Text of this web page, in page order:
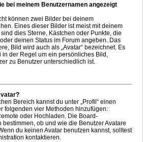
bei meinem Benutzernamen angezeigt
können zwei Bilder bei deinem
Eines dieser Bilder ist meist mit deinem
dies Sterne, Kästchen oder Punkte, die
deinen Status im Forum angeben. Das
Bild wird auch als „Avatar“ bezeichnet. Es
in der Regel um ein persönliches Bild,
zu Benutzer unterschiedlich ist.
Bereich kannst du unter „Profil“ einen
folgenden vier Methoden hinzufügen:
oder Hochladen. Die Board-
bestimmen, ob und wie die Benutzer Avatare
du keinen Avatar benutzen kannst, solltest
kontaktieren.